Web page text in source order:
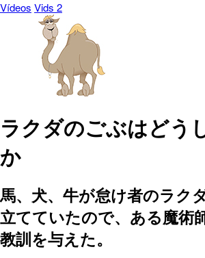
Vídeos Vids 2
ラクダのごぶはどう
か
馬、犬、牛が怠け者のラク
立てていたので、ある魔術
教訓を与えた。